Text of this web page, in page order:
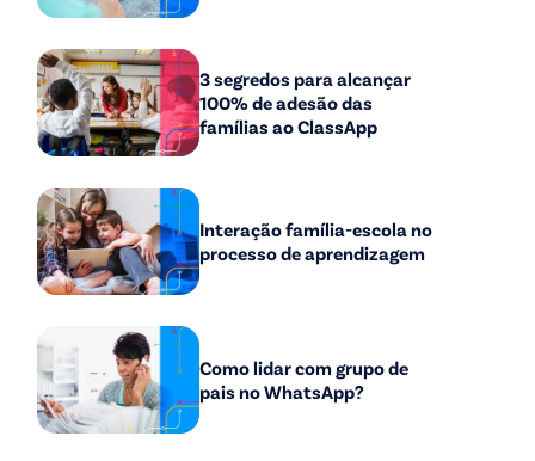
3 segredos para alcançar
100% de adesão das
famílias ao ClassApp
Interação família-escola no
processo de aprendizagem
Como lidar com grupo de
pais no WhatsApp?